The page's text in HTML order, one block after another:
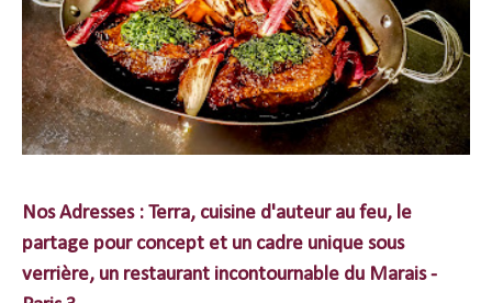
Nos Adresses : Terra, cuisine d'auteur au feu, le
partage pour concept et un cadre unique sous
verrière, un restaurant incontournable du Marais -